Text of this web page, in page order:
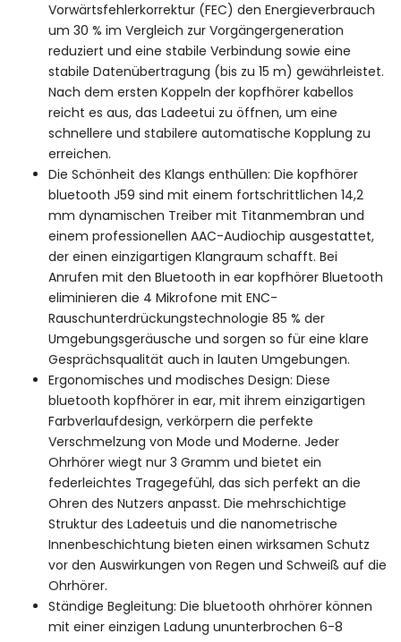
Vorwärtsfehlerkorrektur (FEC) den Energieverbrauch
um 30 % im Vergleich zur Vorgängergeneration
reduziert und eine stabile Verbindung sowie eine
stabile Datenübertragung (bis zu 15 m) gewährleistet.
Nach dem ersten Koppeln der kopfhörer kabellos
reicht es aus, das Ladeetui zu öffnen, um eine
schnellere und stabilere automatische Kopplung zu
erreichen.
Die Schönheit des Klangs enthüllen: Die kopfhörer
bluetooth J59 sind mit einem fortschrittlichen 14,2
mm dynamischen Treiber mit Titanmembran und
einem professionellen AAC-Audiochip ausgestattet,
der einen einzigartigen Klangraum schafft. Bei
Anrufen mit den Bluetooth in ear kopfhörer Bluetooth
eliminieren die 4 Mikrofone mit ENC-
Rauschunterdrückungstechnologie 85 % der
Umgebungsgeräusche und sorgen so für eine klare
Gesprächsqualität auch in lauten Umgebungen.
Ergonomisches und modisches Design: Diese
bluetooth kopfhörer in ear, mit ihrem einzigartigen
Farbverlaufdesign, verkörpern die perfekte
Verschmelzung von Mode und Moderne. Jeder
Ohrhörer wiegt nur 3 Gramm und bietet ein
federleichtes Tragegefühl, das sich perfekt an die
Ohren des Nutzers anpasst. Die mehrschichtige
Struktur des Ladeetuis und die nanometrische
Innenbeschichtung bieten einen wirksamen Schutz
vor den Auswirkungen von Regen und Schweiß auf die
Ohrhörer.
Ständige Begleitung: Die bluetooth ohrhörer können
mit einer einzigen Ladung ununterbrochen 6-8